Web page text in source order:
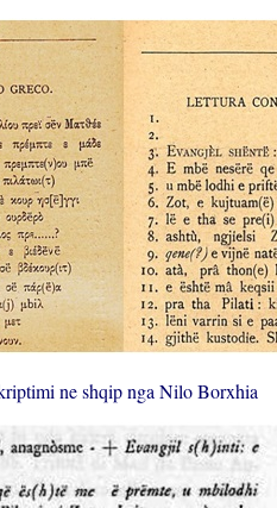
ne shqip nga Nilo Borxhia